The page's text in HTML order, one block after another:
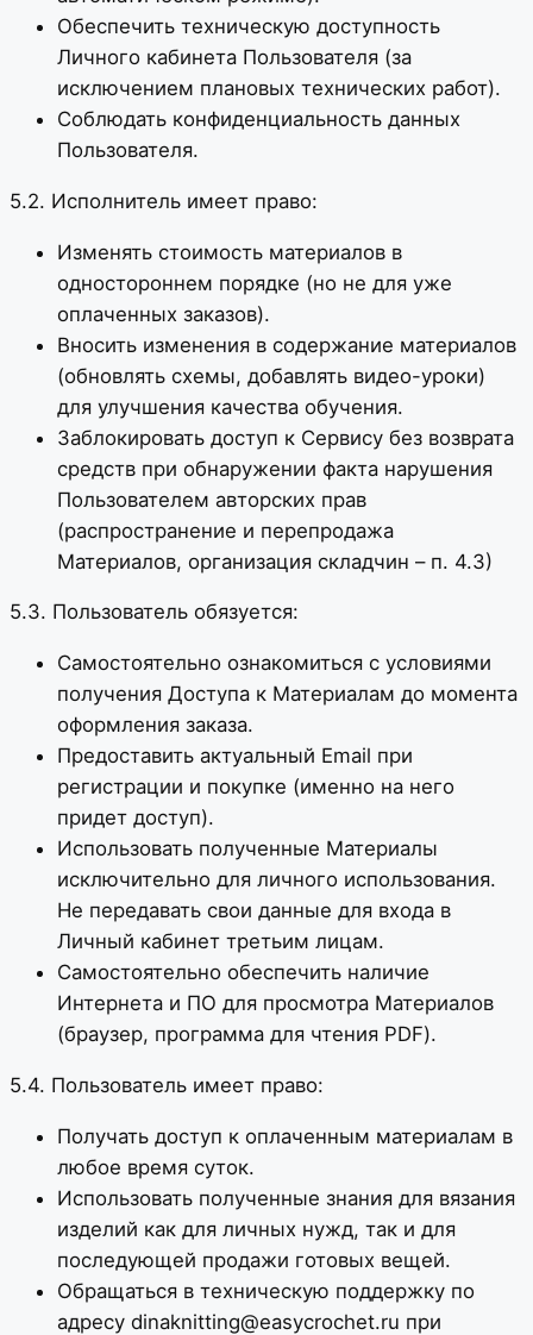
Обеспечить техническую доступность
Личного кабинета Пользователя (за
исключением плановых технических работ).
Соблюдать конфиденциальность данных
Пользователя.
5.2. Исполнитель имеет право:
Изменять стоимость материалов в
одностороннем порядке (но не для уже
оплаченных заказов).
Вносить изменения в содержание материалов
(обновлять схемы, добавлять видео-уроки)
для улучшения качества обучения.
Заблокировать доступ к Сервису без возврата
средств при обнаружении факта нарушения
Пользователем авторских прав
(распространение и перепродажа
Материалов, организация складчин – п. 4.3)
5.3. Пользователь обязуется:
Самостоятельно ознакомиться с условиями
получения Доступа к Материалам до момента
оформления заказа.
Предоставить актуальный Email при
регистрации и покупке (именно на него
придет доступ).
Использовать полученные Материалы
исключительно для личного использования.
Не передавать свои данные для входа в
Личный кабинет третьим лицам.
Самостоятельно обеспечить наличие
Интернета и ПО для просмотра Материалов
(браузер, программа для чтения PDF).
5.4. Пользователь имеет право:
Получать доступ к оплаченным материалам в
любое время суток.
Использовать полученные знания для вязания
изделий как для личных нужд, так и для
последующей продажи готовых вещей.
Обращаться в техническую поддержку по
адресу dinaknitting@easycrochet.ru при